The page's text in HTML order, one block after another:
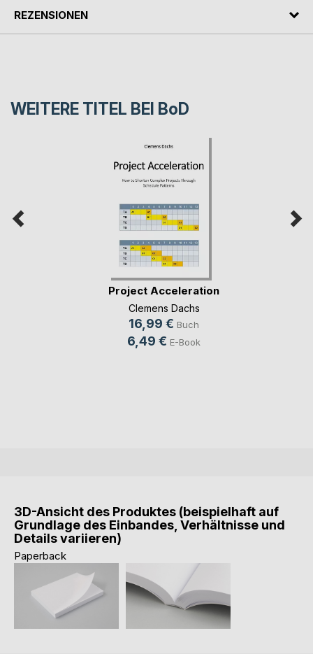
REZENSIONEN
WEITERE TITEL BEI BoD
Project Acceleration
Clemens Dachs
16,99 € Buch
6,49 € E-Book
3D-Ansicht des Produktes (beispielhaft auf
Grundlage des Einbandes, Verhältnisse und
Details variieren)
Paperback